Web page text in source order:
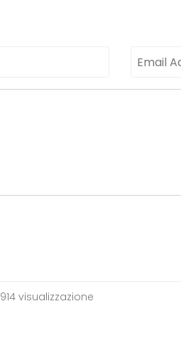
914 visualizzazione